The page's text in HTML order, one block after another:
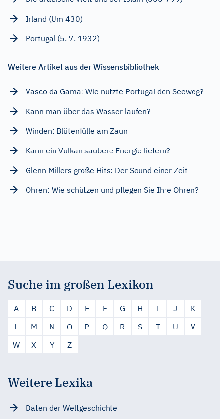
Irland (Um 430)
Portugal (5. 7. 1932)
Weitere Artikel aus der Wissensbibliothek
Vasco da Gama: Wie nutzte Portugal den Seeweg?
Kann man über das Wasser laufen?
Winden: Blütenfülle am Zaun
Kann ein Vulkan saubere Energie liefern?
Glenn Millers große Hits: Der Sound einer Zeit
Ohren: Wie schützen und pflegen Sie Ihre Ohren?
Suche im großen Lexikon
A B C D E F G H I J
K
L
M N O P Q R S T U
V
W
X Y Z
Weitere Lexika
Daten der Weltgeschichte